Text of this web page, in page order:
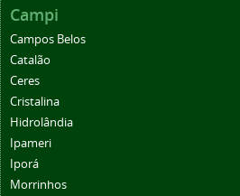
Campi
Campos Belos
Catalão
Ceres
Cristalina
Hidrolândia
Ipameri
Iporá
Morrinhos